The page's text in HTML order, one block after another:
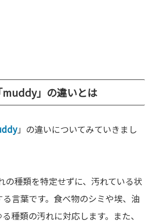
muddy」の違いとは
」の違いについてみていきまし
の種類を特定せずに、汚れている状
言葉です。食べ物のシミや埃、油
種類の汚れに対応します。また、